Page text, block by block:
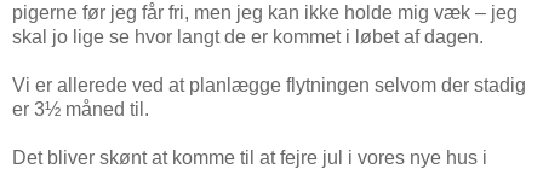
pigerne før jeg får fri, men jeg kan ikke holde mig væk – jeg
skal jo lige se hvor langt de er kommet i løbet af dagen.
Vi er allerede ved at planlægge flytningen selvom der stadig
er 3½ måned til.
Det bliver skønt at komme til at fejre jul i vores nye hus i